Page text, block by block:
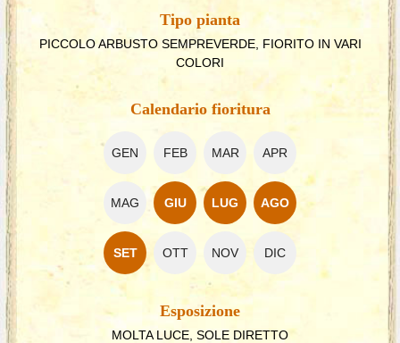
Tipo pianta
PICCOLO ARBUSTO SEMPREVERDE, FIORITO IN VARI
COLORI
Calendario fioritura
GEN FEB MAR APR
MAG GIU LUG AGO
SET OTT NOV DIC
Esposizione
MOLTA LUCE, SOLE DIRETTO